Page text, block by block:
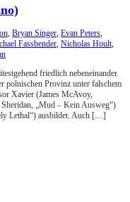
, Bryan Singer, Evan Peters,
Fassbender, Nicholas Hoult,
friedlich nebeneinander.
polnischen Provinz unter falschem
Xavier (James McAvoy,
„Mud – Kein Ausweg“)
Lethal“) ausbildet. Auch […]